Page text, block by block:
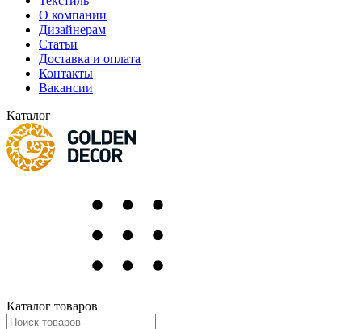
О компании
Дизайнерам
Статьи
Доставка и оплата
Контакты
Вакансии
Каталог
Каталог товаров